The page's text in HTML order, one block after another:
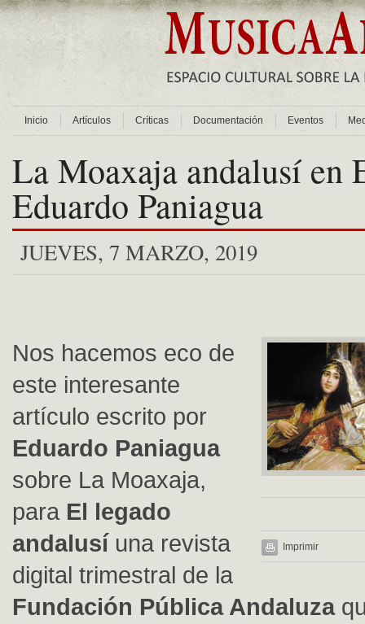
Inicio Artículos Críticas Documentación Eventos
La Moaxaja andalusí en
Eduardo Paniagua
JUEVES, 7 MARZO, 2019
Imprimir
Nos hacemos eco de
este interesante
artículo escrito por
Eduardo Paniagua
sobre La Moaxaja,
para El legado
andalusíuna revista
digital trimestral de la
Fundación Pública Andaluza